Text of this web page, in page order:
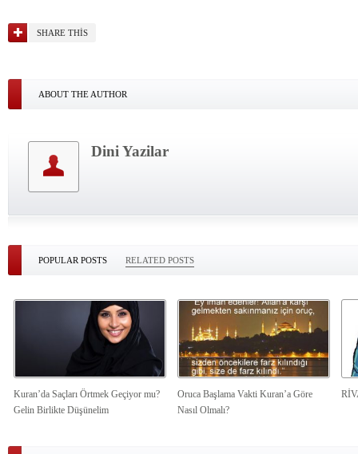
SHARE THIS
ABOUT THE AUTHOR
Dini Yazilar
POPULAR POSTS RELATED POSTS
Kuran’da Saçları Örtmek Geçiyor mu?
Gelin Birlikte Düşünelim
Oruca Başlama Vakti Kuran’a Göre
Nasıl Olmalı?